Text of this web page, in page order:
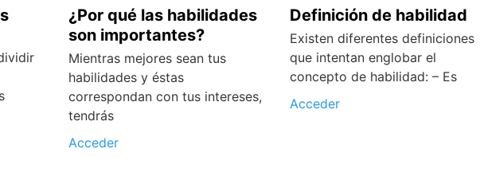
¿Por qué las habilidades
son importantes?
Mientras mejores sean tus
habilidades y éstas
correspondan con tus intereses,
tendrás
Acceder
Definición de habilidad
Existen diferentes definiciones
que intentan englobar el
concepto de habilidad: – Es
Acceder